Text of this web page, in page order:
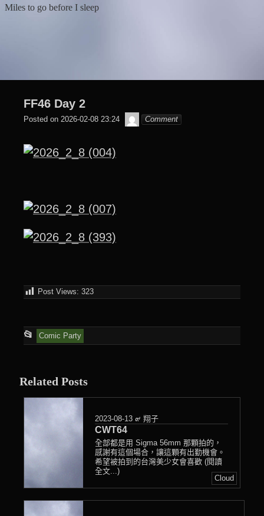
Miles to go before I sleep
FF46 Day 2
Posted on 2026-02-08 23:24
๙
翔
Comment
Post Views: 323
📂
This
posted
in
Comic Party
Related Posts
2023-08-13 ๙ 翔子
CWT64
全部都是用 Sigma 56mm 那顆拍的，
感謝有這個場合，讓這顆有出勤機會。
希望被拍到的台灣美少女會喜歡 (閱讀
全文...)
Cloud